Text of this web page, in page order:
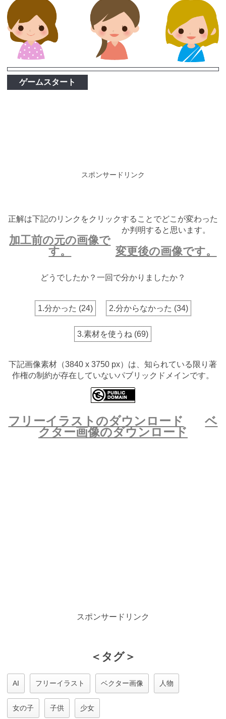
ゲームスタート
スポンサードリンク
正解は下記のリンクをクリックすることでどこが変わった
か判明すると思います。
加工前の元の画像で
す。
変更後の画像です。
どうでしたか？一回で分かりましたか？
1.分かった (24) 2.分からなかった (34)
3.素材を使うね (69)
下記画像素材（3840 x 3750 px）は、知られている限り著
作権の制約が存在していないパブリックドメインです。
フリーイラストのダウンロード
ベ
クター画像のダウンロード
スポンサードリンク
＜タグ＞
AI フリーイラスト ベクター画像 人物
女の子 子供 少女